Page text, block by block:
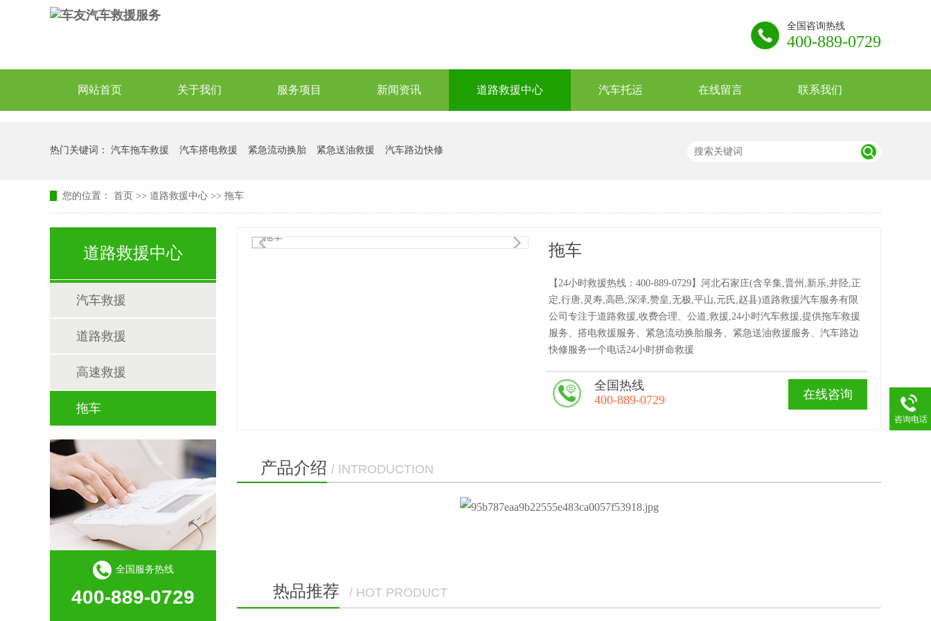
全国咨询热线
400-889-0729
网站首页 关于我们 服务项目 新闻资讯 道路救援中心 汽车托运 在线留言 联系我们
热门关键词： 汽车拖车救援 汽车搭电救援 紧急流动换胎 紧急送油救援 汽车路边快修
您的位置： 首页 >> 道路救援中心 >> 拖车
道路救援中心
汽车救援
道路救援
高速救援
拖车
全国服务热线
400-889-0729
1/1
拖车
【24小时救援热线：400-889-0729】河北石家庄(含辛集,晋州,新乐,井陉,正
定,行唐,灵寿,高邑,深泽,赞皇,无极,平山,元氏,赵县)道路救援汽车服务有限
公司专注于道路救援,收费合理、公道,救援,24小时汽车救援,提供拖车救援
服务、搭电救援服务、紧急流动换胎服务、紧急送油救援服务、汽车路边
快修服务一个电话24小时拼命救援
在线咨询
全国热线
400-889-0729
产品介绍 / INTRODUCTION
热品推荐 / HOT PRODUCT
咨询电话